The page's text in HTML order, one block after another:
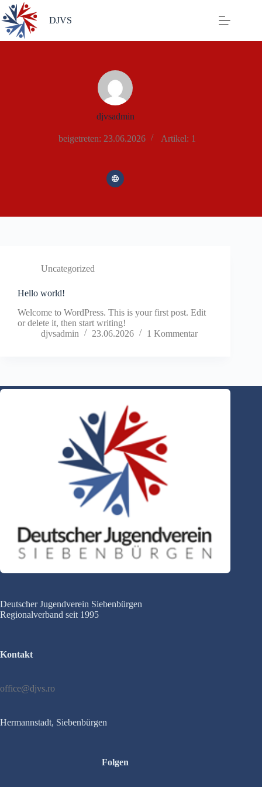
DJVS
djvsadmin
beigetreten: 23.06.2026 Artikel: 1
Uncategorized
Hello world!
Welcome to WordPress. This is your first post. Edit
or delete it, then start writing!
djvsadmin
23.06.2026 1 Kommentar
Deutscher Jugendverein Siebenbürgen
Regionalverband seit 1995
Kontakt
office@djvs.ro
Hermannstadt, Siebenbürgen
Folgen